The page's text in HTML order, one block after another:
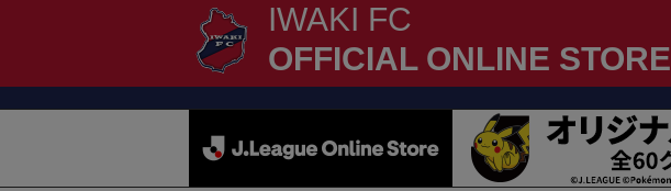
IWAKI FC
OFFICIAL ONLINE STORE